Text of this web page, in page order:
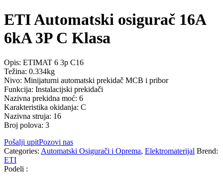
ETI Automatski osigurač 16A
6kA 3P C Klasa
Opis: ETIMAT 6 3p C16
Težina: 0.334kg
Nivo: Minijaturni automatski prekidač MCB i pribor
Funkcija: Instalacijski prekidači
Nazivna prekidna moć: 6
Karakteristika okidanja: C
Nazivna struja: 16
Broj polova: 3
Pošalji upitPozovi nas
Categories: Automatski Osigurači i Oprema, Elektromaterijal Brend:
ETI
Podeli :